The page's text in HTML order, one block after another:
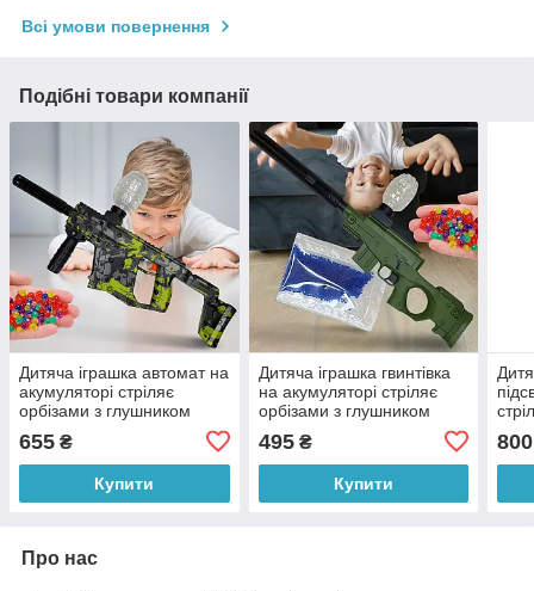
Всі умови повернення
Подібні товари компанії
Дитяча іграшка автомат на
акумуляторі стріляє
орбізами з глушником
Орбіган Vector No. G170-2
(Б)
655 ₴
Купити
Дитяча іграшка гвинтівка
на акумуляторі стріляє
орбізами з глушником
Зелена (Б)
495₴
Купити
800
Про нас